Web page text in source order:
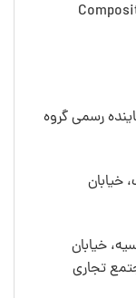
رسمی گروه
خیابان
خیابان
تجاری